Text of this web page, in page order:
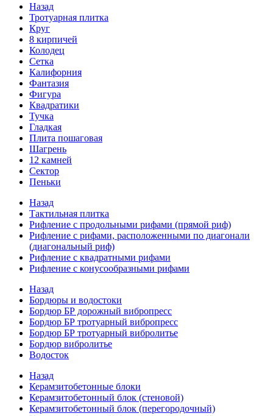
Назад
Тротуарная плитка
Круг
8 кирпичей
Колодец
Сетка
Калифорния
Фантазия
Фигура
Квадратики
Тучка
Гладкая
Плита пошаговая
Шагрень
12 камней
Сектор
Пеньки
Назад
Тактильная плитка
Рифление с продольными рифами (прямой риф)
Рифление с рифами, расположенными по диагонали
(диагональный риф)
Рифление с квадратными рифами
Рифление с конусообразными рифами
Назад
Бордюры и водостоки
Бордюр БР дорожный вибропресс
Бордюр БР тротуарный вибропресс
Бордюр БР тротуарный вибролитье
Бордюр вибролитье
Водосток
Назад
Керамзитобетонные блоки
Керамзитобетонный блок (стеновой)
Керамзитобетонный блок (перегородочный)